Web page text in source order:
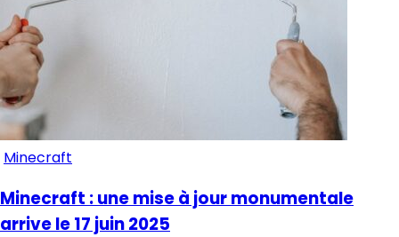
Minecraft
Minecraft : une mise à jour monumentale
arrive le 17 juin 2025